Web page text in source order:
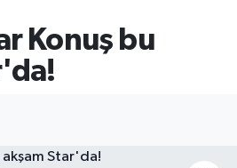
Konuş bu
Vakitleri
Haritası
ve Fikstür